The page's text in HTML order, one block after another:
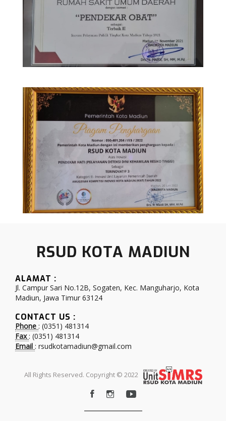
RSUD KOTA MADIUN
ALAMAT :
Jl. Campur Sari No.12B, Sogaten, Kec. Manguharjo, Kota
Madiun, Jawa Timur 63124
CONTACT US :
Phone : (0351) 481314
Fax : (0351) 481314
Email : rsudkotamadiun@gmail.com
All Rights Reserved. Copyright © 2022